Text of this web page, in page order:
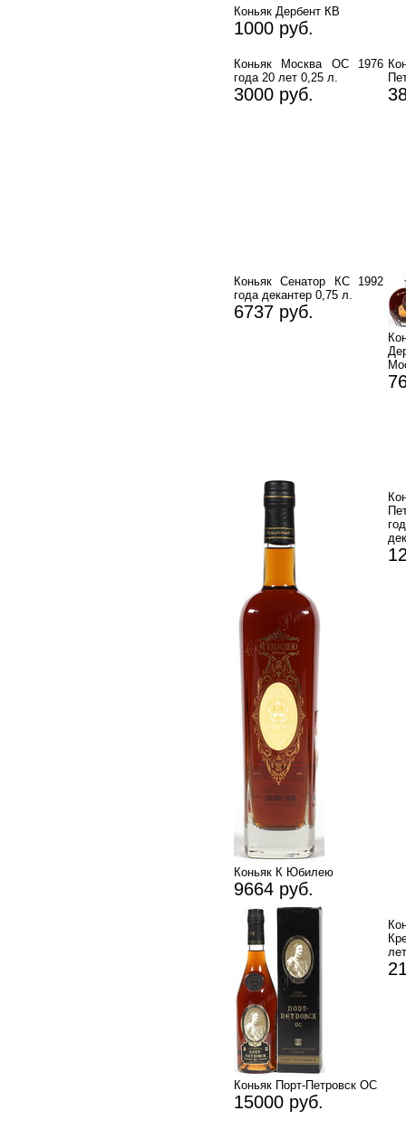
Коньяк Дербент КВ
1000 руб.
Коньяк Москва ОС 1976
года 20 лет 0,25 л.
3000 руб.
Коньяк Сенатор КС 1992
года декантер 0,75 л.
6737 руб.
Коньяк К Юбилею
9664 руб.
Коньяк Порт-Петровск ОС
15000 руб.